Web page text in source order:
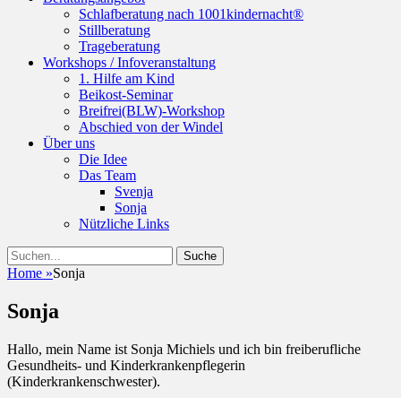
Schlafberatung nach 1001kindernacht®
Stillberatung
Trageberatung
Workshops / Infoveranstaltung
1. Hilfe am Kind
Beikost-Seminar
Breifrei(BLW)-Workshop
Abschied von der Windel
Über uns
Die Idee
Das Team
Svenja
Sonja
Nützliche Links
Suchen
Suche
nach:
Home »Sonja
Sonja
Hallo, mein Name ist Sonja Michiels und ich bin freiberufliche
Gesundheits- und Kinderkrankenpflegerin
(Kinderkrankenschwester).